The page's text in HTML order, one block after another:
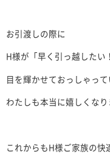
お引渡しの際に
H様が「早く引っ越したい
目を輝かせておっしゃっ
わたしも本当に嬉しくなり
これからもH様ご家族の快